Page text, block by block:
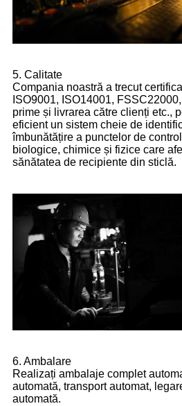
5. Calitate
Compania noastră a trecut
ISO9001, ISO14001,
prime și livrarea către clienți etc.,
eficient un sistem cheie de
îmbunătățire a punctelor de
biologice, chimice și fizice care
sănătatea de recipiente din sticlă.
6. Ambalare
Realizați ambalaje complet
automată, transport automat,
automată.